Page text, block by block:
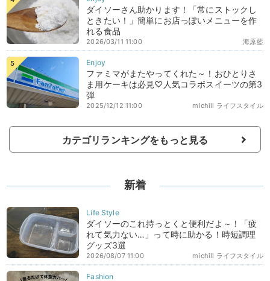
ダイソーさん助かります！「常にストックし
ときたい！」簡単にお店っぽいメニューを作
れる食品
海原藍
2026/03/11 11:00
ファミマがまたやってくれた～！おひとりさ
ま用ケーキは必見♡人気コラボスイーツの第3
弾
michill ライフスタイル
2025/12/12 11:00
カテゴリランキングをもっと見る
新着
ダイソーのこれ持っとくと便利だよ～！「疲
れて気力ない…」って時に助かる！時短調理
グッズ3選
michill ライフスタイル
2026/08/07 11:00